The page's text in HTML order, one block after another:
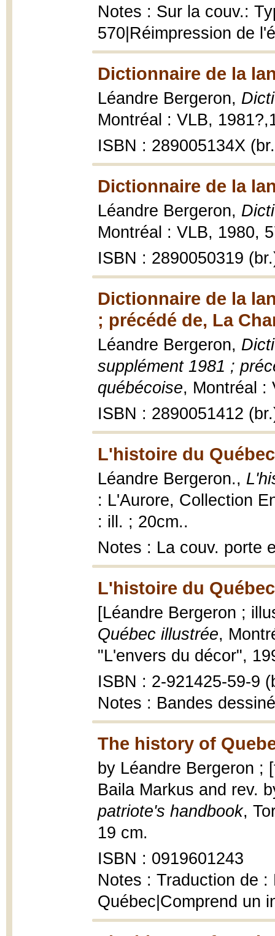
Notes : Sur la couv.:
570|Réimpression de
Dictionnaire de la
Léandre Bergeron,
Montréal : VLB,
ISBN : 289005134X
Dictionnaire de la
Léandre Bergeron,
Montréal : VLB, 1980,
ISBN : 2890050319
Dictionnaire de la
; précédé de, La
Léandre Bergeron,
supplément 1981 ;
québécoise, Montréal :
ISBN : 2890051412
L'histoire du
Léandre Bergeron.,
: L'Aurore, Collection
: ill. ; 20cm..
Notes : La couv. porte
L'histoire du
[Léandre Bergeron ;
Québec illustrée,
"L'envers du décor",
ISBN : 2-921425-59-9
Notes : Bandes
The history of
by Léandre Bergeron ;
Baila Markus and rev.
patriote's handbook,
19 cm.
ISBN : 0919601243
Notes : Traduction de
Québec|Comprend un